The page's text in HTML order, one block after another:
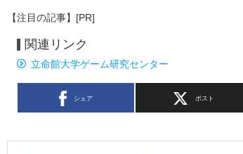
【注目の記事】[PR]
関連リンク
立命館大学ゲーム研究センター
シェア ポスト